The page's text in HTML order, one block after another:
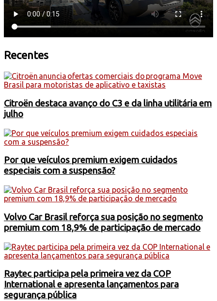
Recentes
Citroën destaca avanço do C3 e da linha utilitária em
julho
Por que veículos premium exigem cuidados
especiais com a suspensão?
Volvo Car Brasil reforça sua posição no segmento
premium com 18,9% de participação de mercado
Raytec participa pela primeira vez da COP
International e apresenta lançamentos para
segurança pública